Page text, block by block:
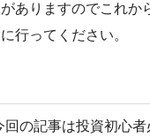
ありますのでこれか
行ってください。
回の記事は投資初心